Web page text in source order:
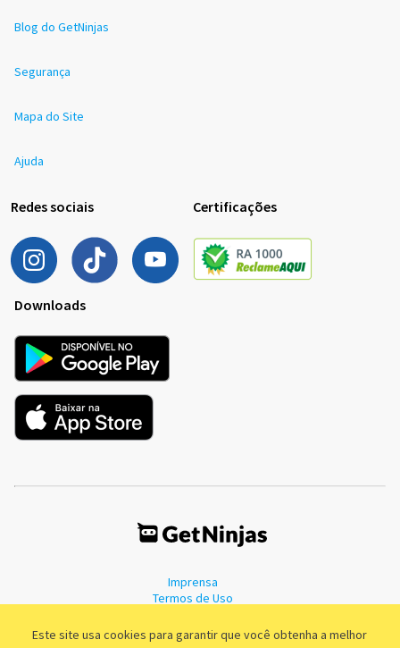
Este site usa cookies para garantir que você obtenha a melhor
Blog do GetNinjas
Segurança
Mapa do Site
Ajuda
Redes sociais Certificações
Downloads
Imprensa
Termos de Uso